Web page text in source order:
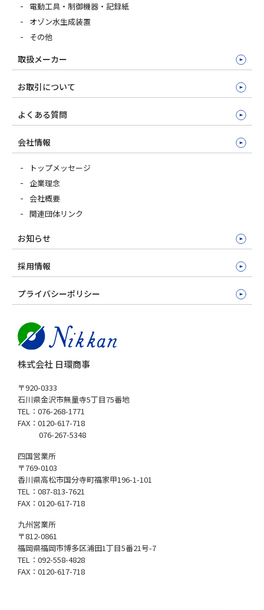
株式会社 日環商事
〒920-0333
石川県金沢市無量寺5丁目75番地
TEL：076-268-1771
FAX：0120-617-718
076-267-5348
四国営業所
〒769-0103
香川県高松市国分寺町福家甲196-1-101
TEL：087-813-7621
FAX：0120-617-718
九州営業所
〒812-0861
福岡県福岡市博多区浦田1丁目5番21号-7
TEL：092-558-4828
FAX：0120-617-718
電動工具・制御機器・記録紙
オゾン水生成装置
その他
取扱メーカー
お取引について
よくある質問
会社情報
トップメッセージ
企業理念
会社概要
関連団体リンク
お知らせ
採用情報
プライバシーポリシー